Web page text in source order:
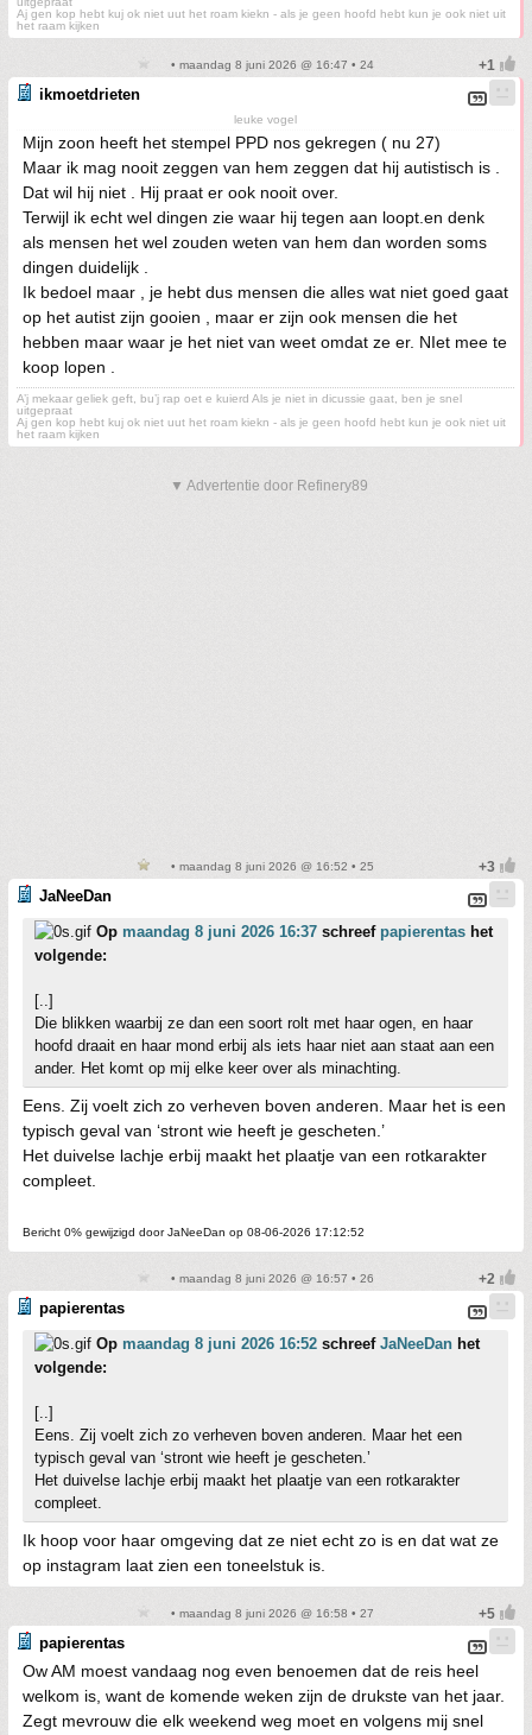
Aj gen kop hebt kuj ok niet uut het roam kiekn - als je geen hoofd hebt kun je ook niet uit
het raam kijken
• maandag 8 juni 2026 @ 16:47 • 24
ikmoetdrieten
leuke vogel
Mijn zoon heeft het stempel PPD nos gekregen ( nu 27)
Maar ik mag nooit zeggen van hem zeggen dat hij autistisch is .
Dat wil hij niet . Hij praat er ook nooit over.
Terwijl ik echt wel dingen zie waar hij tegen aan loopt.en denk
als mensen het wel zouden weten van hem dan worden soms
dingen duidelijk .
Ik bedoel maar , je hebt dus mensen die alles wat niet goed gaat
op het autist zijn gooien , maar er zijn ook mensen die het
hebben maar waar je het niet van weet omdat ze er. NIet mee te
koop lopen .
A’j mekaar geliek geft, bu’j rap oet e kuierd Als je niet in dicussie gaat, ben je snel
uitgepraat
Aj gen kop hebt kuj ok niet uut het roam kiekn - als je geen hoofd hebt kun je ook niet uit
het raam kijken
▼ Advertentie door Refinery89
• maandag 8 juni 2026 @ 16:52 • 25
JaNeeDan
Op maandag 8 juni 2026 16:37 schreef papierentas het
volgende:
[..]
Die blikken waarbij ze dan een soort rolt met haar ogen, en haar
hoofd draait en haar mond erbij als iets haar niet aan staat aan een
ander. Het komt op mij elke keer over als minachting.
Eens. Zij voelt zich zo verheven boven anderen. Maar het is een
typisch geval van ‘stront wie heeft je gescheten.’
Het duivelse lachje erbij maakt het plaatje van een rotkarakter
compleet.
Bericht 0% gewijzigd door JaNeeDan op 08-06-2026 17:12:52
• maandag 8 juni 2026 @ 16:57 • 26
papierentas
Op maandag 8 juni 2026 16:52 schreef JaNeeDan het
volgende:
[..]
Eens. Zij voelt zich zo verheven boven anderen. Maar het een
typisch geval van ‘stront wie heeft je gescheten.’
Het duivelse lachje erbij maakt het plaatje van een rotkarakter
compleet.
Ik hoop voor haar omgeving dat ze niet echt zo is en dat wat ze
op instagram laat zien een toneelstuk is.
• maandag 8 juni 2026 @ 16:58 • 27
papierentas
Ow AM moest vandaag nog even benoemen dat de reis heel
welkom is, want de komende weken zijn de drukste van het jaar.
Zegt mevrouw die elk weekend weg moet en volgens mij snel